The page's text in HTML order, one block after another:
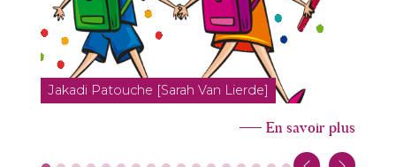
Jakadi Patouche [Sarah Van Lierde]
En savoir plus